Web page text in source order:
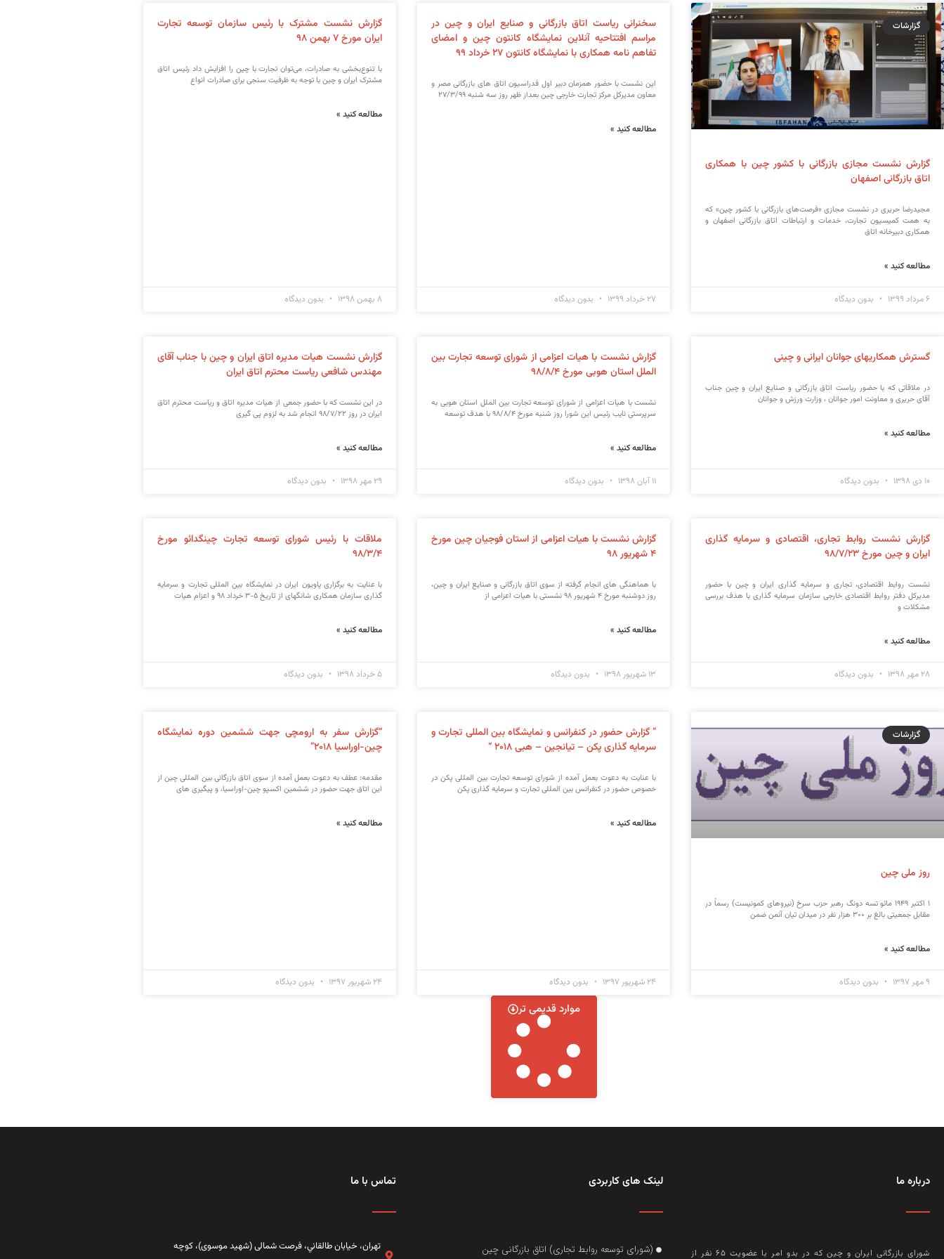
گزارشات
گزارش نشست مجازی بازرگانی با کشور چین با همکاری
اتاق بازرگانی اصفهان
مجیدرضا حریری در نشست مجازی «فرصت‌های بازرگانی با کشور چین» که
به همت کمیسیون تجارت، خدمات و ارتباطات اتاق بازرگانی اصفهان و
همکاری دبیرخانه اتاق
مطالعه کنید »
۶ مرداد ۱۳۹۹ بدون دیدگاه
سخنرانی ریاست اتاق بازرگانی و صنایع ایران و چین در
مراسم افتتاحیه آنلاین نمایشگاه کانتون چین و امضای
تفاهم نامه همکاری با نمایشگاه کانتون ۲۷ خرداد ۹۹
این نشست با حضور همزمان دبیر اول فدراسیون اتاق های بازرگانی مصر و
معاون مدیرکل مرکز تجارت خارجی چین بعداز ظهر روز سه شنبه ۲۷/۳/۹۹
مطالعه کنید »
۲۷ خرداد ۱۳۹۹ بدون دیدگاه
گزارش نشست مشترک با رئیس سازمان توسعه تجارت
ایران مورخ ۷ بهمن ۹۸
با تنوع‌بخشی به صادرات، می‌توان تجارت با چین را افزایش داد رئیس اتاق
مشترک ایران و چین با توجه به ظرفیت سنجی برای صادرات انواع
مطالعه کنید »
۸ بهمن ۱۳۹۸ بدون دیدگاه
گسترش همکاریهای جوانان ایرانی و چینی
در ملاقاتی که با حضور ریاست اتاق بازرگانی و صنایع ایران و چین جناب
آقای حریری و معاونت امور جوانان ، وزارت ورزش و جوانان
مطالعه کنید »
۱۰ دی ۱۳۹۸ بدون دیدگاه
گزارش نشست با هیات اعزامی از شورای توسعه تجارت بین
الملل استان هوبی مورخ ۹۸/۸/۴
نشست با هیات اعزامی از شورای توسعه تجارت بین الملل استان هوبی به
سرپرستی نایب رئیس این شورا روز شنبه مورخ ۹۸/۸/۴ با هدف توسعه
مطالعه کنید »
۱۱ آبان ۱۳۹۸ بدون دیدگاه
گزارش نشست هیات مدیره اتاق ایران و چین با جناب آقای
مهندس شافعی ریاست محترم اتاق ایران
در این نشست که با حضور جمعی از هیات مدیره اتاق و ریاست محترم اتاق
ایران در روز ۹۸/۷/۲۲ انجام شد به لزوم پی گیری
مطالعه کنید »
۲۹ مهر ۱۳۹۸ بدون دیدگاه
گزارش نشست روابط تجاری، اقتصادی و سرمایه گذاری
ایران و چین مورخ ۹۸/۷/۲۳
نشست روابط اقتصادی، تجاری و سرمایه گذاری ایران و چین با حضور
مدیرکل دفتر روابط اقتصادی خارجی سازمان سرمایه گذاری با هدف بررسی
مشکلات و
مطالعه کنید »
۲۸ مهر ۱۳۹۸ بدون دیدگاه
گزارش نشست با هیات اعزامی از استان فوجیان چین مورخ
۴ شهریور ۹۸
با هماهنگی های انجام گرفته از سوی اتاق بازرگانی و صنایع ایران و چین،
روز دوشنبه مورخ ۴ شهریور ۹۸ نشستی با هیات اعزامی از
مطالعه کنید »
۱۳ شهریور ۱۳۹۸ بدون دیدگاه
ملاقات با رئیس شورای توسعه تجارت چینگدائو مورخ
۹۸/۳/۴
با عنایت به برگزاری پاویون ایران در نمایشگاه بین المللی تجارت و سرمایه
گذاری سازمان همکاری شانگهای از تاریخ ۵-۳ خرداد ۹۸ و اعزام هیات
مطالعه کنید »
۵ خرداد ۱۳۹۸ بدون دیدگاه
گزارشات
روز ملی چین
۱ اکتبر ۱۹۴۹ مائو تسه دونگ رهبر حزب سرخ (نیروهای کمونیست) رسماً در
مقابل جمعیتی بالغ بر ۳۰۰ هزار نفر در میدان تیان آنمن ضمن
مطالعه کنید »
۹ مهر ۱۳۹۷ بدون دیدگاه
” گزارش حضور در کنفرانس و نمایشگاه بین المللی تجارت و
سرمایه گذاری پکن – تیانجین – هبی ۲۰۱۸ “
با عنایت به دعوت بعمل آمده از شورای توسعه تجارت بین المللی پکن در
خصوص حضور در کنفرانس بین المللی تجارت و سرمایه گذاری پکن
مطالعه کنید »
۲۴ شهریور ۱۳۹۷ بدون دیدگاه
“گزارش سفر به ارومچی جهت ششمین دوره نمایشگاه
چین-اوراسیا ۲۰۱۸”
مقدمه: عطف به دعوت بعمل آمده از سوی اتاق بازرگانی بین المللی چین از
این اتاق جهت حضور در ششمین اکسپو چین-اوراسیا، و پیگیری های
مطالعه کنید »
۲۴ شهریور ۱۳۹۷ بدون دیدگاه
موارد قدیمی تر
درباره ما
شورای بازرگانی ایران و چین که در بدو امر با عضويت ۶۵ نفر از
لینک های کاربردی
(شورای توسعه روابط تجاری) اتاق بازرگانی چین
تماس با ما
تهران، خيابان طالقاني،‌ فرصت شمالی (شهید موسوی)، کوچه